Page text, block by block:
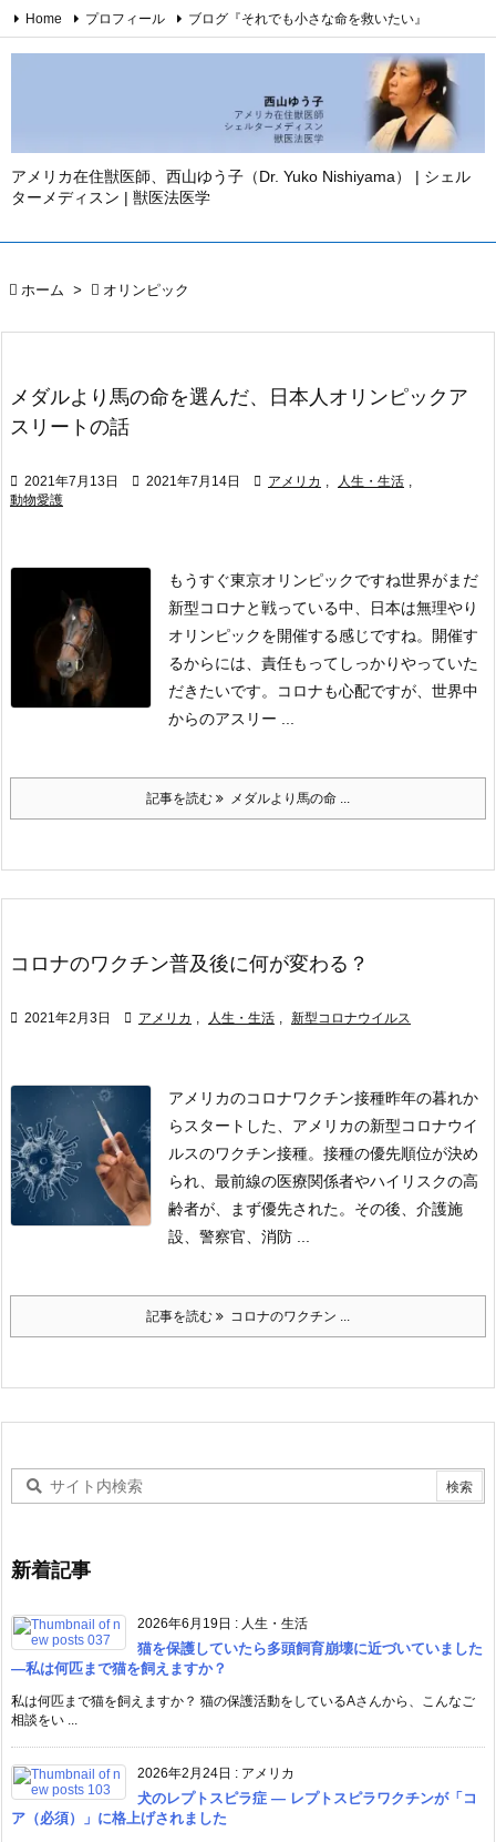
アメリカ在住獣医師、西山ゆう子（Dr. Yuko Nishiyama） | シェル
ターメディスン | 獣医法医学

前へ
Home プロフィール ブログ『それでも小さな命を救いたい』
西山ゆう子・YouTubeチャンネル 西山ゆう子・刊行著書
Facebook Instagram
 ホーム >  オリンピック
メダルより馬の命を選んだ、日本人オリンピックア
スリートの話
 2021年7月13日  2021年7月14日  アメリカ , 人生・生活 ,
動物愛護
もうすぐ東京オリンピックですね世界がまだ
新型コロナと戦っている中、日本は無理やり
オリンピックを開催する感じですね。 開催す
るからには、責任もってしっかりやっていた
だきたいです。
コロナも心配ですが、世界中
からのアスリー ...
記事を読む メダルより馬の命 ...
コロナのワクチン普及後に何が変わる？
 2021年2月3日  アメリカ , 人生・生活 , 新型コロナウイルス
アメリカのコロナワクチン接種昨年の暮れか
らスタートした、アメリカの新型コロナウイ
ルスのワクチン接種。 接種の優先順位が決め
られ、最前線の医療関係者やハイリスクの高
齢者が、まず優先された。 その後、介護施
設、警察官、消防 ...
記事を読む コロナのワクチン ...
新着記事
2026年6月19日 : 人生・生活
猫を保護していたら多頭飼育崩壊に近づいていました
―私は何匹まで猫を飼えますか？
私は何匹まで猫を飼えますか？ 猫の保護活動をしているAさんから、こんなご
相談をい ...
2026年2月24日 : アメリカ
犬のレプトスピラ症 ― レプトスピラワクチンが「コ
ア（必須）」に格上げされました